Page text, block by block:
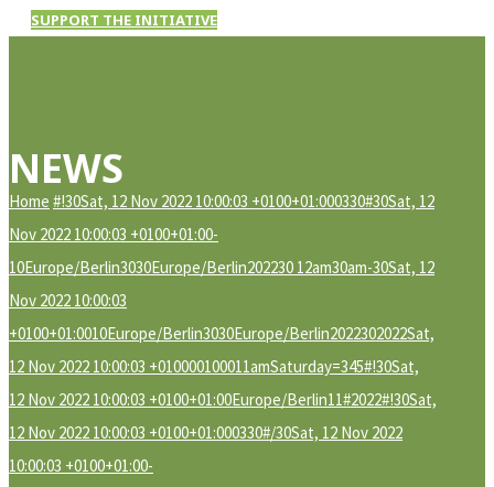
SUPPORT THE INITIATIVE
NEWS
Home #!30Sat, 12 Nov 2022 10:00:03 +0100+01:000330#30Sat, 12
Nov 2022 10:00:03 +0100+01:00-
10Europe/Berlin3030Europe/Berlin202230 12am30am-30Sat, 12
Nov 2022 10:00:03
+0100+01:0010Europe/Berlin3030Europe/Berlin2022302022Sat,
12 Nov 2022 10:00:03 +010000100011amSaturday=345#!30Sat,
12 Nov 2022 10:00:03 +0100+01:00Europe/Berlin11#2022#!30Sat,
12 Nov 2022 10:00:03 +0100+01:000330#/30Sat, 12 Nov 2022
10:00:03 +0100+01:00-